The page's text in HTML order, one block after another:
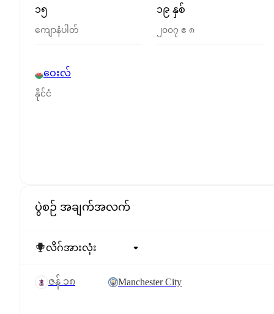
၁၅
ကျောနံပါတ်
၁၉ နှစ်
၂၀၀၇ ဧ ၈
ဝေးလ်
နိုင်ငံ
ပွဲစဉ် အချက်အလက်
ဇန် ၁၈ Manchester City